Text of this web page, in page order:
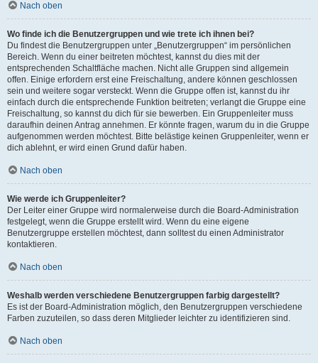
Nach oben
Wo finde ich die Benutzergruppen und wie trete ich ihnen bei?
Du findest die Benutzergruppen unter „Benutzergruppen“ im persönlichen
Bereich. Wenn du einer beitreten möchtest, kannst du dies mit der
entsprechenden Schaltfläche machen. Nicht alle Gruppen sind allgemein
offen. Einige erfordern erst eine Freischaltung, andere können geschlossen
sein und weitere sogar versteckt. Wenn die Gruppe offen ist, kannst du ihr
einfach durch die entsprechende Funktion beitreten; verlangt die Gruppe eine
Freischaltung, so kannst du dich für sie bewerben. Ein Gruppenleiter muss
daraufhin deinen Antrag annehmen. Er könnte fragen, warum du in die Gruppe
aufgenommen werden möchtest. Bitte belästige keinen Gruppenleiter, wenn er
dich ablehnt, er wird einen Grund dafür haben.
Nach oben
Wie werde ich Gruppenleiter?
Der Leiter einer Gruppe wird normalerweise durch die Board-Administration
festgelegt, wenn die Gruppe erstellt wird. Wenn du eine eigene
Benutzergruppe erstellen möchtest, dann solltest du einen Administrator
kontaktieren.
Nach oben
Weshalb werden verschiedene Benutzergruppen farbig dargestellt?
Es ist der Board-Administration möglich, den Benutzergruppen verschiedene
Farben zuzuteilen, so dass deren Mitglieder leichter zu identifizieren sind.
Nach oben